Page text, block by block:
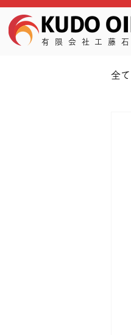
KUDO
有限会社工藤
全